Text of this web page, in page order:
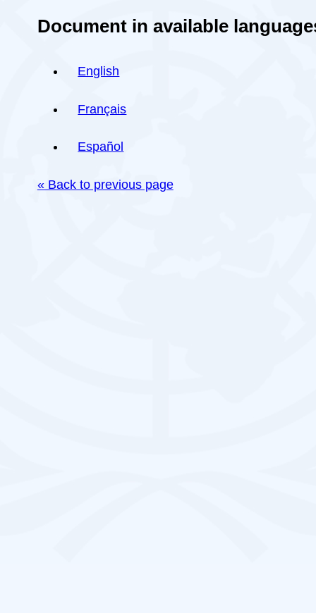
Document in available
English
Français
Español
« Back to previous page